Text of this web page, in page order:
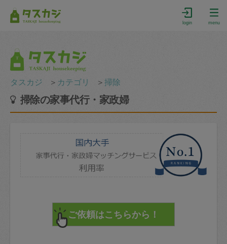
login menu
タスカジ ＞ カテゴリ ＞掃除
掃除の家事代行・家政婦